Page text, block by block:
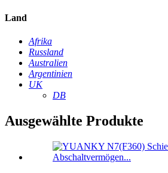
Land
Afrika
Russland
Australien
Argentinien
UK
DB
Ausgewählte Produkte